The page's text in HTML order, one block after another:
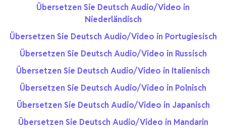
Übersetzen Sie Deutsch Audio/Video in
Niederländisch
Übersetzen Sie Deutsch Audio/Video in Portugiesisch
Übersetzen Sie Deutsch Audio/Video in Russisch
Übersetzen Sie Deutsch Audio/Video in Italienisch
Übersetzen Sie Deutsch Audio/Video in Polnisch
Übersetzen Sie Deutsch Audio/Video in Japanisch
Übersetzen Sie Deutsch Audio/Video in Mandarin